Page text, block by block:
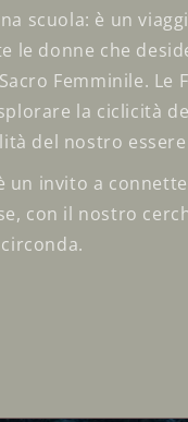
scuola: è un
le donne che
Femminile. Le
la ciclicità
del nostro
un invito a
con il nostro